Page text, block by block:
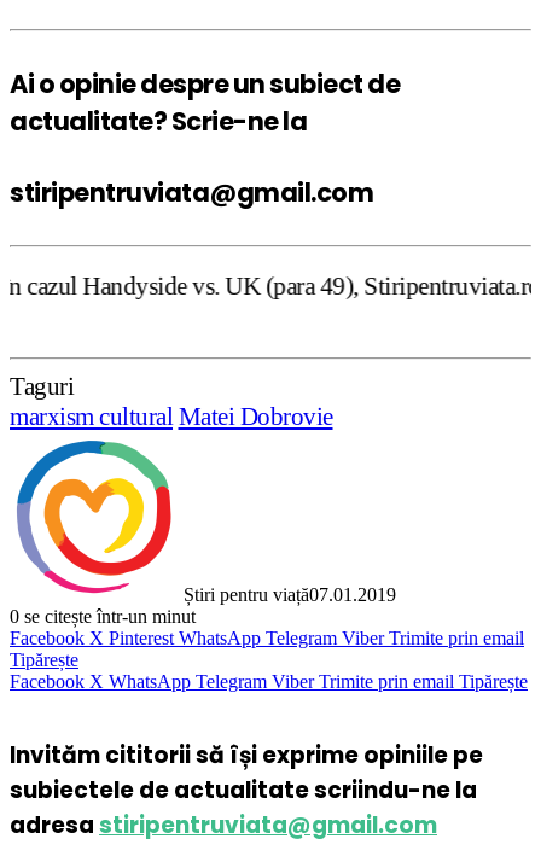
Ai o opinie despre un subiect de
actualitate? Scrie-ne la
stiripentruviata@gmail.com
vs. UK (para 49), Stiripentruviata.ro
Taguri
marxism cultural Matei Dobrovie
Știri pentru viață07.01.2019
0 se citește într-un minut
Facebook X Pinterest WhatsApp Telegram Viber Trimite prin email
Tipărește
Facebook X WhatsApp Telegram Viber Trimite prin email Tipărește
Invităm cititorii să își exprime opiniile pe
subiectele de actualitate scriindu-ne la
adresastiripentruviata@gmail.com